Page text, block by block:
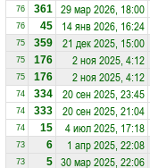
76 361 29 мар 2026, 18:00
76 45 14 янв 2026, 16:24
75 359 21 дек 2025, 15:00
75 176 2 ноя 2025, 4:12
75 176 2 ноя 2025, 4:12
74 334 20 сен 2025, 23:45
74 333 20 сен 2025, 21:04
74 15 4 июл 2025, 17:18
73 6 1 апр 2025, 22:08
73 5 30 мар 2025, 22:06